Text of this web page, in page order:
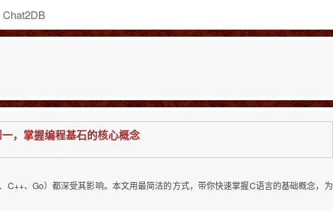
Chat2DB
，掌握编程基石的核心概念
、Go）都深受其影响。本文用最简洁的方式，带你快速掌握C语言的基础概念，为